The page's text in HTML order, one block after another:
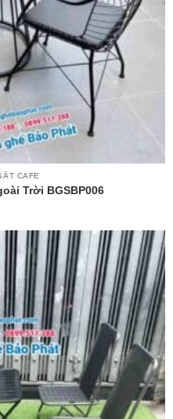
CAFE
Trời BGSBP006